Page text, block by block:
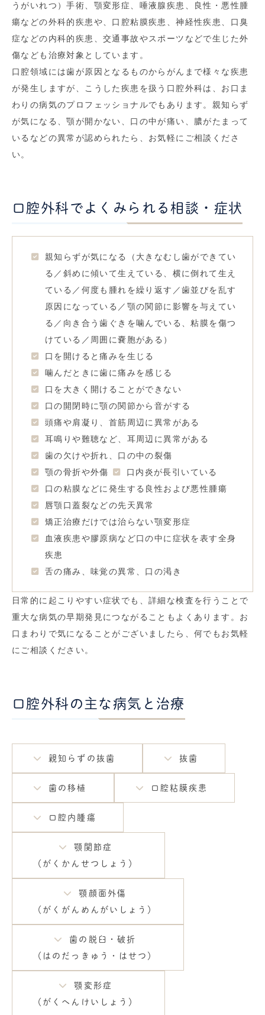
うがいれつ）手術、顎変形症、唾液腺疾患、良性・悪性腫
瘍などの外科的疾患や、口腔粘膜疾患、神経性疾患、口臭
症などの内科的疾患、交通事故やスポーツなどで生じた外
傷なども治療対象としています。
口腔領域には歯が原因となるものからがんまで様々な疾患
が発生しますが、こうした疾患を扱う口腔外科は、お口ま
わりの病気のプロフェッショナルでもあります。親知らず
が気になる、顎が開かない、口の中が痛い、膿がたまって
いるなどの異常が認められたら、お気軽にご相談くださ
い。
口腔外科でよくみられる相談・症状
親知らずが気になる（大きなむし歯ができてい
る／斜めに傾いて生えている、横に倒れて生え
ている／何度も腫れを繰り返す／歯並びを乱す
原因になっている／顎の関節に影響を与えてい
る／向き合う歯ぐきを噛んでいる、粘膜を傷つ
けている／周囲に嚢胞がある）
口を開けると痛みを生じる
噛んだときに歯に痛みを感じる
口を大きく開けることができない
口の開閉時に顎の関節から音がする
頭痛や肩凝り、首筋周辺に異常がある
耳鳴りや難聴など、耳周辺に異常がある
歯の欠けや折れ、口の中の裂傷
顎の骨折や外傷
口内炎が長引いている
口の粘膜などに発生する良性および悪性腫瘍
唇顎口蓋裂などの先天異常
矯正治療だけでは治らない顎変形症
血液疾患や膠原病など口の中に症状を表す全身
疾患
舌の痛み、味覚の異常、口の渇き
日常的に起こりやすい症状でも、詳細な検査を行うことで
重大な病気の早期発見につながることもよくあります。お
口まわりで気になることがございましたら、何でもお気軽
にご相談ください。
口腔外科の主な病気と治療
親知らずの抜歯 抜歯
歯の移植 口腔粘膜疾患
口腔内腫瘍
顎関節症
（がくかんせつしょう）
顎顔面外傷
（がくがんめんがいしょう）
歯の脱臼・破折
（はのだっきゅう・はせつ）
顎変形症
（がくへんけいしょう）